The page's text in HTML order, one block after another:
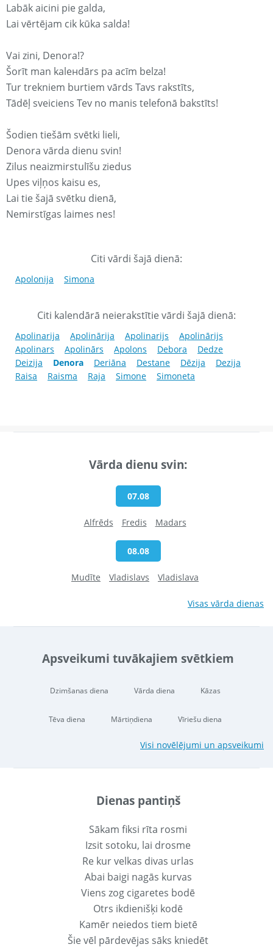
Labāk aicini pie galda,
Lai vērtējam cik kūka salda!
Vai zini, Denora!?
Šorīt man kaleнdārs pa acīm belza!
Tur trekniem burtiem vārds Tavs rakstīts,
Tādēļ sveiciens Tev no manis telefonā bakstīts!
Šodien tiešām svētki lieli,
Denora vārda dienu svin!
Zilus neaizmirstulīšu ziedus
Upes viļņos kaisu es,
Lai tie šajā svētku dienā,
Nemirstīgas laimes nes!
Citi vārdi šajā dienā:
Apolonija Simona
Citi kalendārā neierakstītie vārdi šajā dienā:
Apolinarija Apolinārija Apolinarijs
Apolinārijs
Apolinars
Apolinārs Apolons Debora
Dedze
Deizija
Denora Deriāna Destane Dēzija
Dezija
Raisa
Raisma Raja Simone Simoneta
Vārda dienu svin:
07.08
Alfrēds Fredis Madars
08.08
Mudīte Vladislavs Vladislava
Visas vārda dienas
Apsveikumi tuvākajiem svētkiem
Dzimšanas diena Vārda diena Kāzas
Tēva diena Mārtiņdiena Vīriešu diena
Visi novēlējumi un apsveikumi
Dienas pantiņš
Sākam fiksi rīta rosmi
Izsit sotoku, lai drosme
Re kur velkas divas urlas
Abai baigi nagās kurvas
Viens zog cigaretes bodē
Otrs ikdienišķi kodē
Kamēr neiedos tiem bietē
Šie vēl pārdevējas sāks kniedēt